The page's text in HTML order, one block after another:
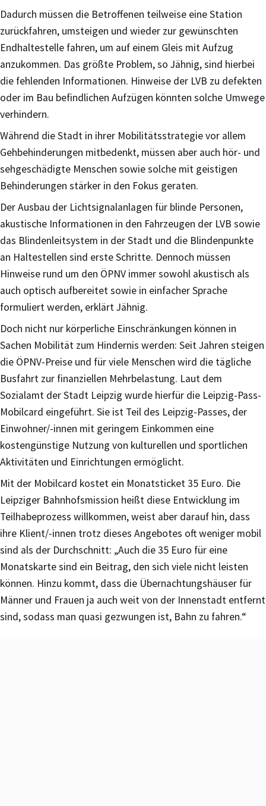
Dadurch müssen die Betroffenen teilweise eine Station
zurückfahren, umsteigen und wieder zur gewünschten
Endhaltestelle fahren, um auf einem Gleis mit Aufzug
anzukommen. Das größte Problem, so Jähnig, sind hierbei
die fehlenden Informationen. Hinweise der LVB zu defekten
oder im Bau befindlichen Aufzügen könnten solche Umwege
verhindern.
Während die Stadt in ihrer Mobilitätsstrategie vor allem
Gehbehinderungen mitbedenkt, müssen aber auch hör- und
sehgeschädigte Menschen sowie solche mit geistigen
Behinderungen stärker in den Fokus geraten.
Der Ausbau der Lichtsignalanlagen für blinde Personen,
akustische Informationen in den Fahrzeugen der LVB sowie
das Blindenleitsystem in der Stadt und die Blindenpunkte
an Haltestellen sind erste Schritte. Dennoch müssen
Hinweise rund um den ÖPNV immer sowohl akustisch als
auch optisch aufbereitet sowie in einfacher Sprache
formuliert werden, erklärt Jähnig.
Doch nicht nur körperliche Einschränkungen können in
Sachen Mobilität zum Hindernis werden: Seit Jahren steigen
die ÖPNV-Preise und für viele Menschen wird die tägliche
Busfahrt zur finanziellen Mehrbelastung. Laut dem
Sozialamt der Stadt Leipzig wurde hierfür die Leipzig-Pass-
Mobilcard eingeführt. Sie ist Teil des Leipzig-Passes, der
Einwohner/-innen mit geringem Einkommen eine
kostengünstige Nutzung von kulturellen und sportlichen
Aktivitäten und Einrichtungen ermöglicht.
Mit der Mobilcard kostet ein Monatsticket 35 Euro. Die
Leipziger Bahnhofsmission heißt diese Entwicklung im
Teilhabeprozess willkommen, weist aber darauf hin, dass
ihre Klient/-innen trotz dieses Angebotes oft weniger mobil
sind als der Durchschnitt: „Auch die 35 Euro für eine
Monatskarte sind ein Beitrag, den sich viele nicht leisten
können. Hinzu kommt, dass die Übernachtungshäuser für
Männer und Frauen ja auch weit von der Innenstadt entfernt
sind, sodass man quasi gezwungen ist, Bahn zu fahren.“